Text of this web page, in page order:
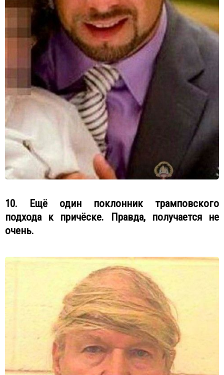
10. Ещё один поклонник трамповского
подхода к причёске. Правда, получается не
очень.